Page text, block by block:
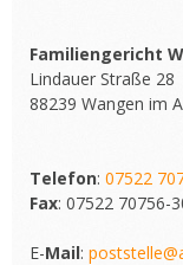
Familiengericht
Lindauer Straße 28
88239 Wangen im
Telefon: 07522
Fax: 07522 70756-
E-Mail: